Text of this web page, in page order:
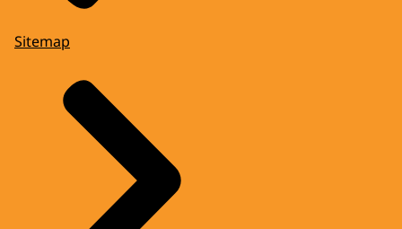
Sitemap